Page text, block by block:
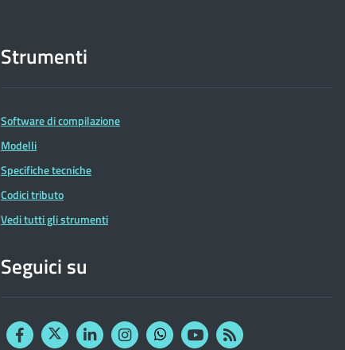
Strumenti
Software di compilazione
Modelli
Specifiche tecniche
Codici tributo
Vedi tutti gli strumenti
Seguici su
FacebookTwitterLinkedinInstagram YouTubeRSS